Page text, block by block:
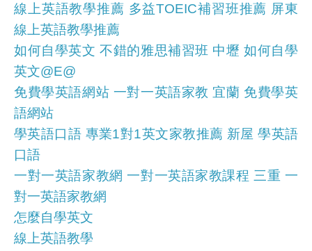
線上英語教學推薦 多益TOEIC補習班推薦 屏東
線上英語教學推薦
如何自學英文 不錯的雅思補習班 中壢 如何自學
英文@E@
免費學英語網站 一對一英語家教 宜蘭 免費學英
語網站
學英語口語 專業1對1英文家教推薦 新屋 學英語
口語
一對一英語家教網 一對一英語家教課程 三重 一
對一英語家教網
怎麼自學英文
線上英語教學